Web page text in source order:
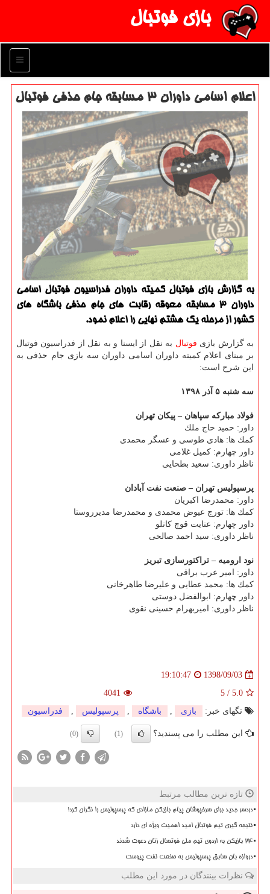
بازی فوتبال
منو
اعلام اسامی داوران ۳ مسابقه جام حذفی فوتبال
به گزارش بازی فوتبال كمیته داوران فدراسیون فوتبال اسامی
داوران ۳ مسابقه معوقه رقابت های جام حذفی باشگاه های
كشور از مرحله یك هشتم نهایی را اعلام نمود.
به گزارش بازی فوتبال به نقل از ایسنا و به نقل از فدراسیون فوتبال
بر مبنای اعلام كمیته داوران اسامی داوران سه بازی جام حذفی به
این شرح است:
سه شنبه ۵ آذر ۱۳۹۸
فولاد مباركه سپاهان – پیكان تهران
داور: حمید حاج ملك
كمك ها: هادی طوسی و عسگر محمدی
داور چهارم: كمیل غلامی
ناظر داوری: سعید بطحایی
پرسپولیس تهران – صنعت نفت آبادان
داور: محمدرضا اكبریان
كمك ها: تورج عیوض محمدی و محمدرضا مدیرروستا
داور چهارم: عنایت قوچ كانلو
ناظر داوری: سید احمد صالحی
نود ارومیه – تراكتورسازی تبریز
داور: امیر عرب براقی
كمك ها: محمد عطایی و علیرضا طاهرخانی
داور چهارم: ابوالفضل دوستی
ناظر داوری: امیربهرام حسینی نقوی
1398/09/03
19:10:47
5.0
/
5
4041
تگهای خبر:
بازی , باشگاه , پرسپولیس , فدراسیون
این مطلب را می پسندید؟ (1)
(0)
تازه ترین مطالب مرتبط
دردسر جدید برای سرخپوشان پیام بازیکن مازادی که پرسپولیس را نگران کرد!
نتیجه گیری تیم فوتبال امید اهمیت ویژه ای دارد
۲۴ بازیکن به اردوی تیم ملی فوتسال زنان دعوت شدند
دروازه بان سابق پرسپولیس به صنعت نفت پیوست
نظرات بینندگان در مورد این مطلب